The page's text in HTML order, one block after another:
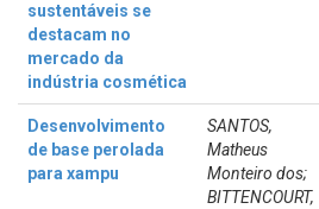
sustentáveis se
destacam no
mercado da
indústria cosmética
Desenvolvimento
de base perolada
para xampu
SANTOS,
Matheus
Monteiro dos;
BITTENCOURT,